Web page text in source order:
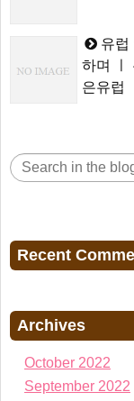
유럽
하며 ㅣ
은유럽
Recent
Archives
October 2022
September 2022